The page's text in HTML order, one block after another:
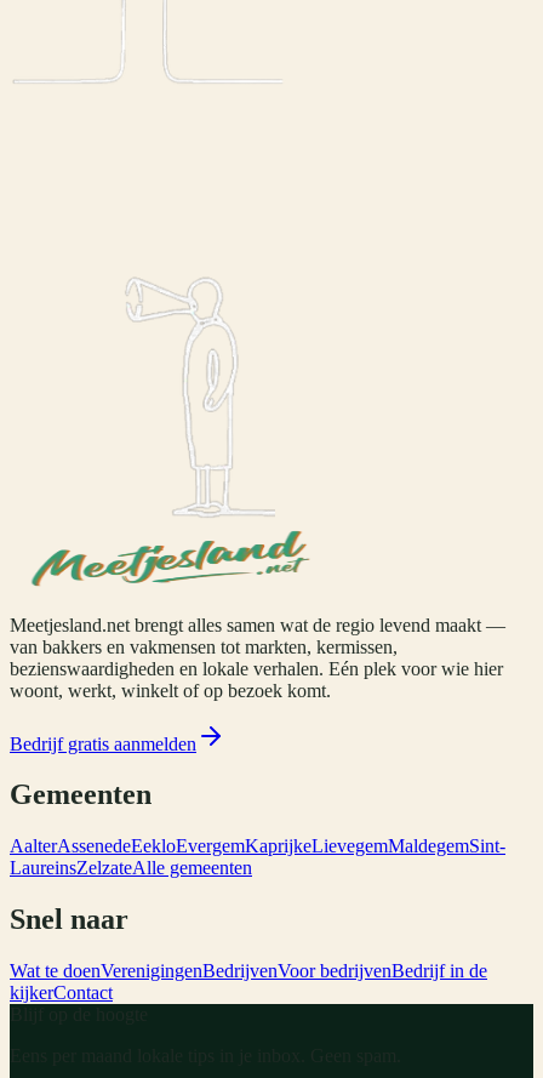
Meetjesland.net brengt alles samen wat de regio levend maakt —
van bakkers en vakmensen tot markten, kermissen,
bezienswaardigheden en lokale verhalen. Eén plek voor wie hier
woont, werkt, winkelt of op bezoek komt.
Bedrijf gratis aanmelden
Gemeenten
AalterAssenedeEekloEvergemKaprijkeLievegemMaldegemSint-
LaureinsZelzateAlle gemeenten
Snel naar
Wat te doenVerenigingenBedrijvenVoor bedrijvenBedrijf in de
kijkerContact